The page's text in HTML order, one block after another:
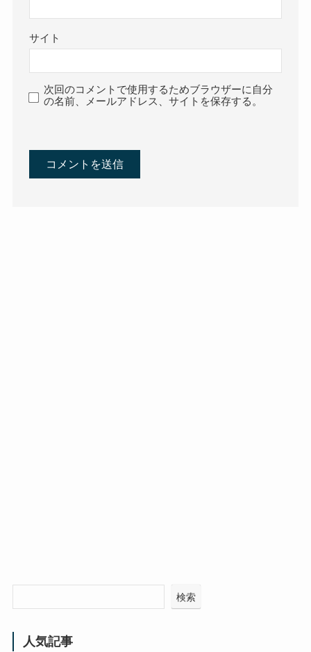
サイト
次回のコメントで使用するためブラウザーに自分
の名前、メールアドレス、サイトを保存する。
検索
人気記事